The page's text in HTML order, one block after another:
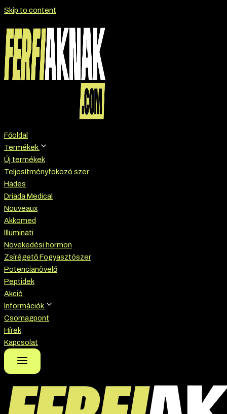
Skip to content
Főoldal
Termékek
Új termékek
Teljesítményfokozó szer
Hades
Driada Medical
Nouveaux
Akkomed
Illuminati
Növekedési hormon
Zsírégető Fogyasztószer
Potencianövelő
Peptidek
Akció
Információk
Csomagpont
Hírek
Kapcsolat